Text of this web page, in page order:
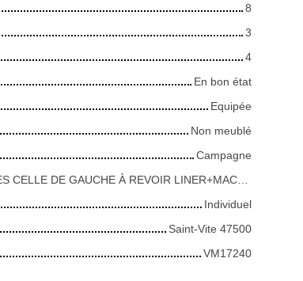
8
3
4
En bon état
Equipée
Non meublé
Campagne
Individuel
Saint-Vite 47500
VM17240